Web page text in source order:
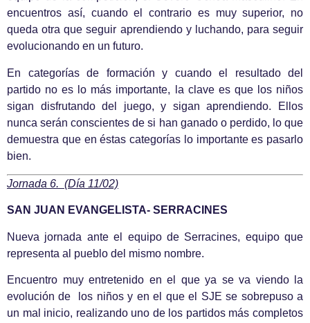
encuentros así, cuando el contrario es muy superior, no
queda otra que seguir aprendiendo y luchando, para seguir
evolucionando en un futuro.
En categorías de formación y cuando el resultado del
partido no es lo más importante, la clave es que los niños
sigan disfrutando del juego, y sigan aprendiendo. Ellos
nunca serán conscientes de si han ganado o perdido, lo que
demuestra que en éstas categorías lo importante es pasarlo
bien.
Jornada 6. (Día 11/02)
SAN JUAN EVANGELISTA- SERRACINES
Nueva jornada ante el equipo de Serracines, equipo que
representa al pueblo del mismo nombre.
Encuentro muy entretenido en el que ya se va viendo la
evolución de los niños y en el que el SJE se sobrepuso a
un mal inicio, realizando uno de los partidos más completos